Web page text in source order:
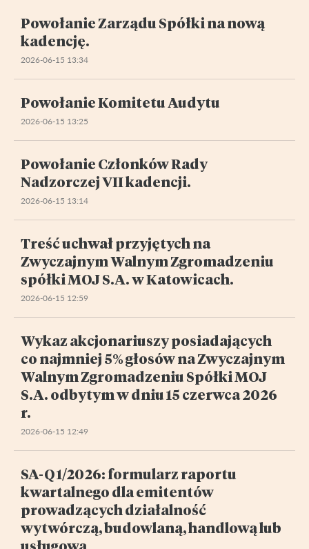
Powołanie Zarządu Spółki na nową
kadencję.
2026-06-15 13:34
Powołanie Komitetu Audytu
2026-06-15 13:25
Powołanie Członków Rady
Nadzorczej VII kadencji.
2026-06-15 13:14
Treść uchwał przyjętych na
Zwyczajnym Walnym Zgromadzeniu
spółki MOJ S.A. w Katowicach.
2026-06-15 12:59
Wykaz akcjonariuszy posiadających
co najmniej 5% głosów na Zwyczajnym
Walnym Zgromadzeniu Spółki MOJ
S.A. odbytym w dniu 15 czerwca 2026
r.
2026-06-15 12:49
SA-Q 1/2026: formularz raportu
kwartalnego dla emitentów
prowadzących działalność
wytwórczą, budowlaną, handlową lub
usługową